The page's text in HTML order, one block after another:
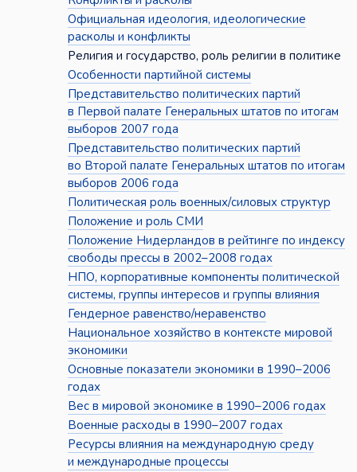
Официальная идеология, идеологические
расколы и конфликты
Религия и государство, роль религии в политике
Особенности партийной системы
Представительство политических партий
в Первой палате Генеральных штатов по итогам
выборов 2007 года
Представительство политических партий
во Второй палате Генеральных штатов по итогам
выборов 2006 года
Политическая роль военных/силовых структур
Положение и роль СМИ
Положение Нидерландов в рейтинге по индексу
свободы прессы в 2002–2008 годах
НПО, корпоративные компоненты политической
системы, группы интересов и группы влияния
Гендерное равенство/неравенство
Национальное хозяйство в контексте мировой
экономики
Основные показатели экономики в 1990–2006
годах
Вес в мировой экономике в 1990–2006 годах
Военные расходы в 1990–2007 годах
Ресурсы влияния на международную среду
и международные процессы